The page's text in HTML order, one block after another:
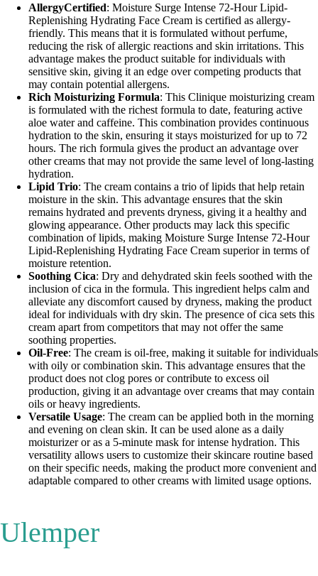
AllergyCertified: Moisture Surge Intense 72-Hour Lipid-
Replenishing Hydrating Face Cream is certified as allergy-
friendly. This means that it is formulated without perfume,
reducing the risk of allergic reactions and skin irritations. This
advantage makes the product suitable for individuals with
sensitive skin, giving it an edge over competing products that
may contain potential allergens.
Rich Moisturizing Formula: This Clinique moisturizing cream
is formulated with the richest formula to date, featuring active
aloe water and caffeine. This combination provides continuous
hydration to the skin, ensuring it stays moisturized for up to 72
hours. The rich formula gives the product an advantage over
other creams that may not provide the same level of long-lasting
hydration.
Lipid Trio: The cream contains a trio of lipids that help retain
moisture in the skin. This advantage ensures that the skin
remains hydrated and prevents dryness, giving it a healthy and
glowing appearance. Other products may lack this specific
combination of lipids, making Moisture Surge Intense 72-Hour
Lipid-Replenishing Hydrating Face Cream superior in terms of
moisture retention.
Soothing Cica: Dry and dehydrated skin feels soothed with the
inclusion of cica in the formula. This ingredient helps calm and
alleviate any discomfort caused by dryness, making the product
ideal for individuals with dry skin. The presence of cica sets this
cream apart from competitors that may not offer the same
soothing properties.
Oil-Free: The cream is oil-free, making it suitable for individuals
with oily or combination skin. This advantage ensures that the
product does not clog pores or contribute to excess oil
production, giving it an advantage over creams that may contain
oils or heavy ingredients.
Versatile Usage: The cream can be applied both in the morning
and evening on clean skin. It can be used alone as a daily
moisturizer or as a 5-minute mask for intense hydration. This
versatility allows users to customize their skincare routine based
on their specific needs, making the product more convenient and
adaptable compared to other creams with limited usage options.
Ulemper